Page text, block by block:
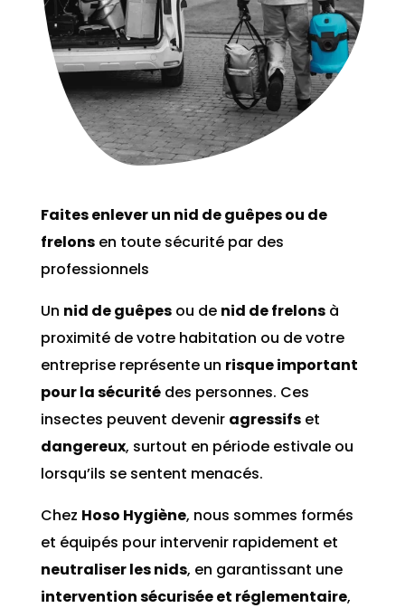
Faites enlever un nid de guêpes ou de
frelonsen toute sécurité par des
professionnels
Un nid de guêpesou de nid de frelonsà
proximité de votre habitation ou de votre
entreprise représente un risque important
pour la sécuritédes personnes. Ces
insectes peuvent devenir agressifset
dangereux, surtout en période estivale ou
lorsqu’ils se sentent menacés.
Chez Hoso Hygiène, nous sommes formés
et équipés pour intervenir rapidement et
neutraliser les nids, en garantissant une
intervention sécurisée et réglementaire,